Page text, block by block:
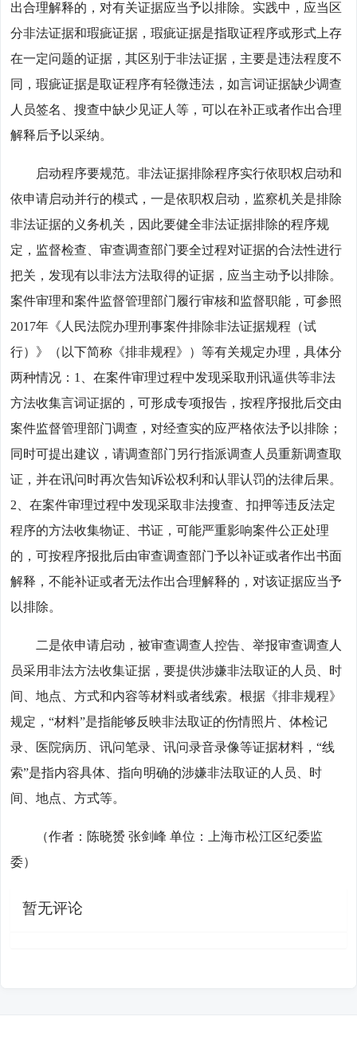
出合理解释的，对有关证据应当予以排除。实践中，应当区
分非法证据和瑕疵证据，瑕疵证据是指取证程序或形式上存
在一定问题的证据，其区别于非法证据，主要是违法程度不
同，瑕疵证据是取证程序有轻微违法，如言词证据缺少调查
人员签名、搜查中缺少见证人等，可以在补正或者作出合理
解释后予以采纳。
启动程序要规范。非法证据排除程序实行依职权启动和
依申请启动并行的模式，一是依职权启动，监察机关是排除
非法证据的义务机关，因此要健全非法证据排除的程序规
定，监督检查、审查调查部门要全过程对证据的合法性进行
把关，发现有以非法方法取得的证据，应当主动予以排除。
案件审理和案件监督管理部门履行审核和监督职能，可参照
2017年《人民法院办理刑事案件排除非法证据规程（试
行）》（以下简称《排非规程》）等有关规定办理，具体分
两种情况：1、在案件审理过程中发现采取刑讯逼供等非法
方法收集言词证据的，可形成专项报告，按程序报批后交由
案件监督管理部门调查，对经查实的应严格依法予以排除；
同时可提出建议，请调查部门另行指派调查人员重新调查取
证，并在讯问时再次告知诉讼权利和认罪认罚的法律后果。
2、在案件审理过程中发现采取非法搜查、扣押等违反法定
程序的方法收集物证、书证，可能严重影响案件公正处理
的，可按程序报批后由审查调查部门予以补证或者作出书面
解释，不能补证或者无法作出合理解释的，对该证据应当予
以排除。
二是依申请启动，被审查调查人控告、举报审查调查人
员采用非法方法收集证据，要提供涉嫌非法取证的人员、时
间、地点、方式和内容等材料或者线索。根据《排非规程》
规定，“材料”是指能够反映非法取证的伤情照片、体检记
录、医院病历、讯问笔录、讯问录音录像等证据材料，“线
索”是指内容具体、指向明确的涉嫌非法取证的人员、时
间、地点、方式等。
（作者：陈晓赟 张剑峰 单位：上海市松江区纪委监
委）
暂无评论